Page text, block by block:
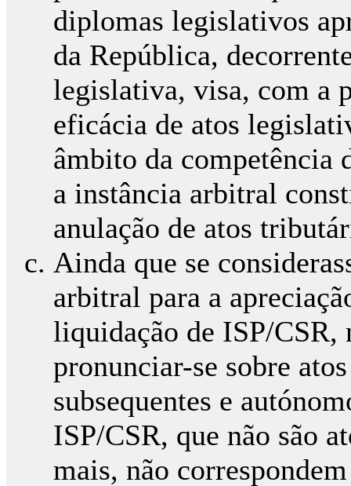
diplomas legislativos
da República,
legislativa, visa, com a
eficácia de atos
âmbito da competência
a instância arbitral
anulação de atos
Ainda que se
arbitral para a
liquidação de ISP/
pronunciar-se sobre
subsequentes e
ISP/CSR, que não são
mais, não